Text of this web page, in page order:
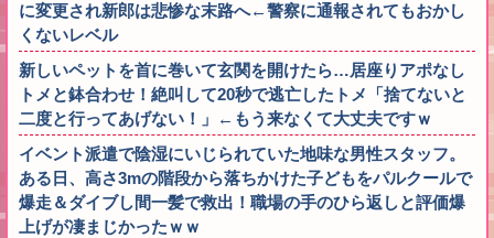
に変更され新郎は悲惨な末路へ←警察に通報されてもおかし
くないレベル
新しいペットを首に巻いて玄関を開けたら…居座りアポなし
トメと鉢合わせ！絶叫して20秒で逃亡したトメ「捨てないと
二度と行ってあげない！」←もう来なくて大丈夫ですｗ
イベント派遣で陰湿にいじられていた地味な男性スタッフ。
ある日、高さ3mの階段から落ちかけた子どもをパルクールで
爆走＆ダイブし間一髪で救出！職場の手のひら返しと評価爆
上げが凄まじかったｗｗ